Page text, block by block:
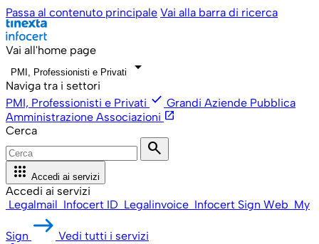
Passa al contenuto principale Vai alla barra di ricerca
Vai all'home page
PMI, Professionisti e Privati arrow_drop_down
Naviga tra i settori
PMI, Professionisti e Privati check Grandi Aziende Pubblica
Amministrazione Associazioni open_in_new
Cerca
search
apps Accedi ai servizi
Accedi ai servizi
Legalmail Infocert ID Legalinvoice Infocert Sign Web My
Sign Vedi tutti i servizi